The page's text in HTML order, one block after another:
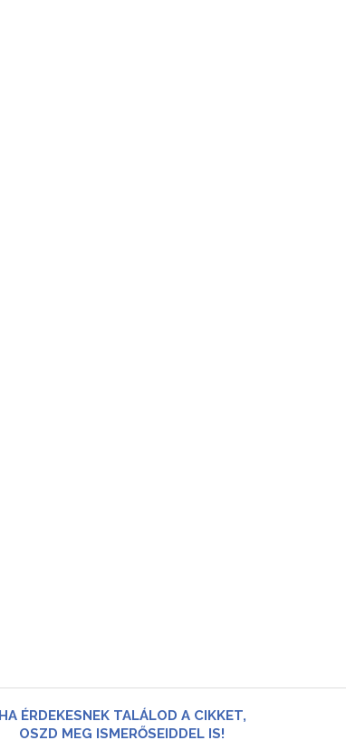
HA ÉRDEKESNEK TALÁLOD A CIKKET,
OSZD MEG ISMERŐSEIDDEL IS!